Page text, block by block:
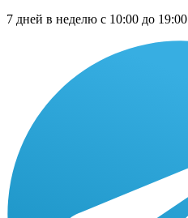
7 дней в неделю с 10:00 до 19:00